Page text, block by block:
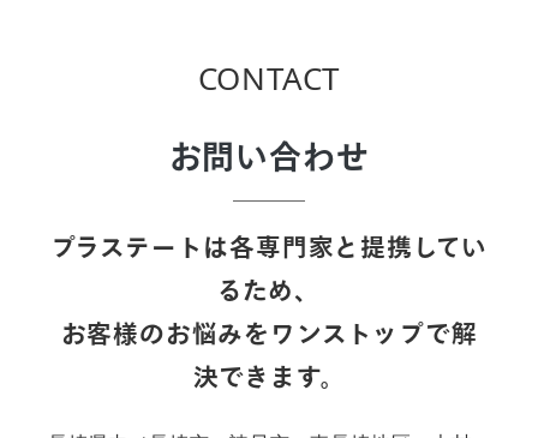
CONTACT
お問い合わせ
プラステートは各専門家と提携してい
るため、
お客様のお悩みをワンストップで解
決できます。